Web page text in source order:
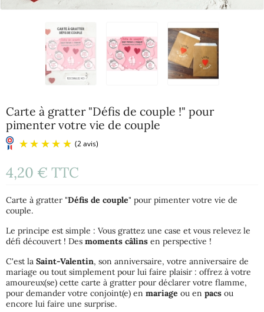
Carte à gratter "Défis de couple !" pour
pimenter votre vie de couple
4,20 € TTC
Carte à gratter "Défis de couple" pour pimenter votre vie de
couple.
Le principe est simple : Vous grattez une case et vous relevez le
défi découvert ! Des moments câlins en perspective !
C'est la Saint-Valentin, son anniversaire, votre anniversaire de
mariage ou tout simplement pour lui faire plaisir : offrez à votre
amoureux(se) cette carte à gratter pour déclarer votre flamme,
pour demander votre conjoint(e) en mariage ou en pacs ou
encore lui faire une surprise.